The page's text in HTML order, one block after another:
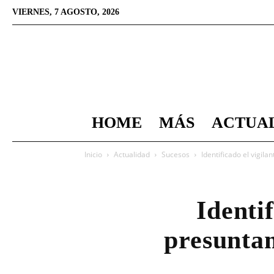
VIERNES, 7 AGOSTO, 2026
HOME MÁS
Inicio Actualidad Sucesos Identificado el